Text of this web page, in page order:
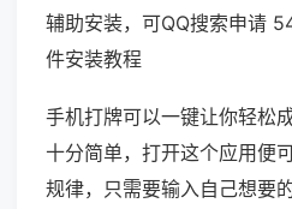
辅助安装，可QQ搜索申请
件安装教程
手机打牌可以一键让你轻松
十分简单，打开这个应用便
规律，只需要输入自己想要